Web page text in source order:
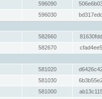
596090
596030
582660
582670
581020
581030
581000